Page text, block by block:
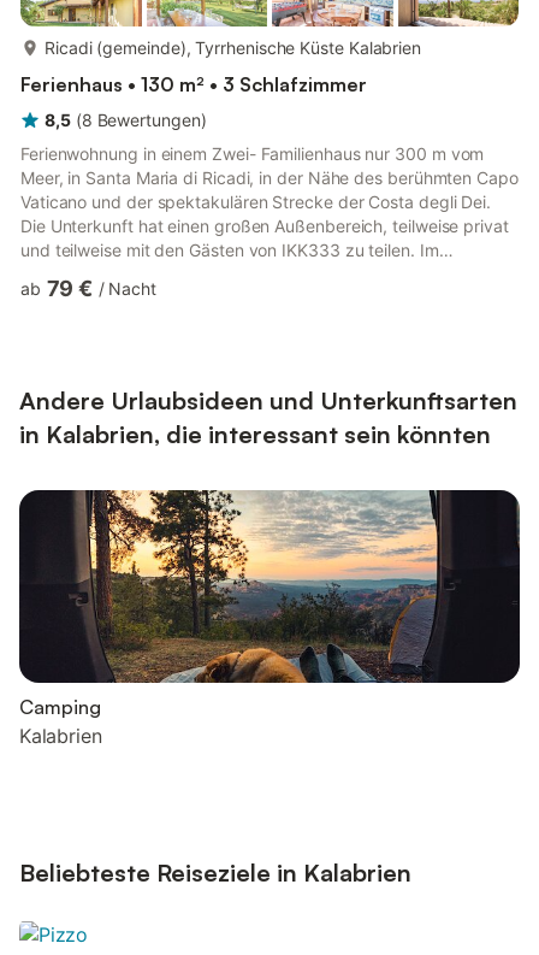
mehr...
Ricadi (gemeinde), Tyrrhenische Küste Kalabrien
Ferienhaus • 130 m² • 3 Schlafzimmer
8,5 (8 Bewertungen)
Ferienwohnung in einem Zwei- Familienhaus nur 300 m vom
Meer, in Santa Maria di Ricadi, in der Nähe des berühmten Capo
Vaticano und der spektakulären Strecke der Costa degli Dei.
Die Unterkunft hat einen großen Außenbereich, teilweise privat
und teilweise mit den Gästen von IKK333 zu teilen. Im
Fenster aus bewundern. Die strategische Lage erlaubt, die
Besuch ...
ab 79 € / Nacht
Andere Urlaubsideen und Unterkunftsarten
in Kalabrien, die interessant sein könnten
Camping
Kalabrien
Beliebteste Reiseziele in Kalabrien